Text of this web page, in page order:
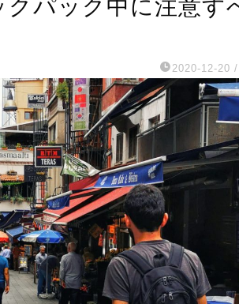
パック中に注意す
2020-12-20 /